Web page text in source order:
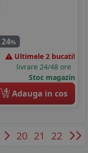
24%
Ultimele 2 bucati!
livrare 24/48 ore
Stoc magazin
4 Adauga in cos
20 21 22